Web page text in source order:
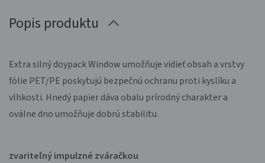
Popis produktu
Extra silný doypack Window umožňuje vidieť obsah a vrstvy
fólie PET/PE poskytujú bezpečnú ochranu proti kyslíku a
vlhkosti. Hnedý papier dáva obalu prírodný charakter a
oválne dno umožňuje dobrú stabilitu.
zvariteľný impulzné zváračkou